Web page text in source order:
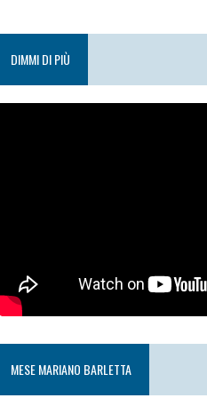
DIMMI DI PIÙ
MESE MARIANO BARLETTA